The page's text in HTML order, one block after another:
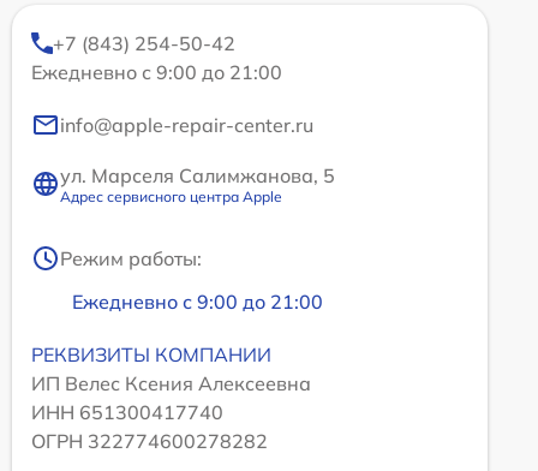
+7 (843) 254-50-42
Ежедневно с 9:00 до 21:00
info@apple-repair-center.ru
ул. Марселя Салимжанова, 5
Адрес сервисного центра Apple
Режим работы:
Ежедневно с 9:00 до 21:00
РЕКВИЗИТЫ КОМПАНИИ
ИП Велес Ксения Алексеевна
ИНН 651300417740
ОГРН 322774600278282